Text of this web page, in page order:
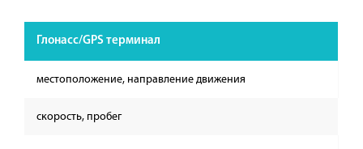
Глонасс/GPS терминал
местоположение, направление движения
скорость, пробег